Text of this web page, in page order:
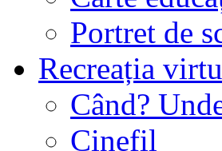
Portret de
Recreația
Când?
Cinefil